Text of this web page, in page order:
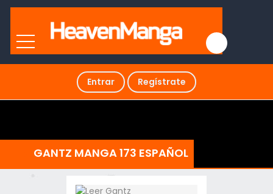
Entrar Regístrate
GANTZ MANGA 173 ESPAÑOL